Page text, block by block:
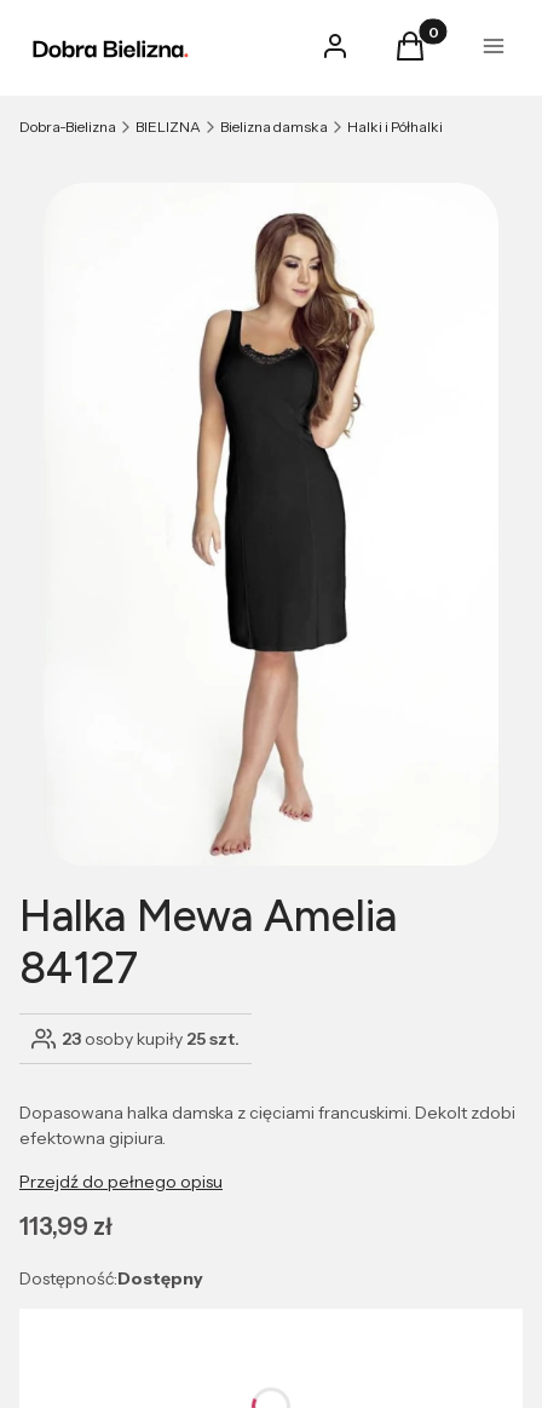
Zaloguj sięProdukty w
Koszyk Menu
Dobra-Bielizna BIELIZNA Bielizna damska Halki i Półhalki
Halka Mewa Amelia
84127
23 osoby kupiły 25 szt.
Dopasowana halka damska z cięciami francuskimi. Dekolt zdobi
efektowna gipiura.
Przejdź do pełnego opisu
Cena
113,99 zł
Dostępność:Dostępny